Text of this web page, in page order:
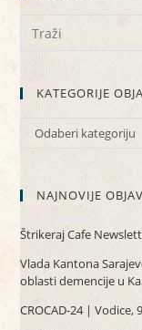
KATEGORIJE
Odaberi kategoriju
NAJNOVIJE
Štrikeraj Cafe
Vlada Kantona
oblasti demencije u
CROCAD-24 | Vodice,